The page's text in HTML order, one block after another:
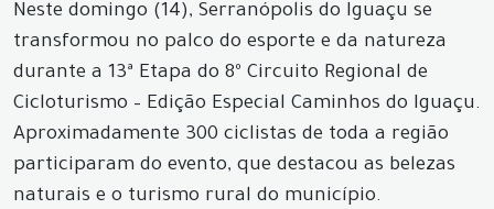
Neste domingo (14), Serranópolis do Iguaçu se
transformou no palco do esporte e da natureza
durante a 13ª Etapa do 8º Circuito Regional de
Cicloturismo – Edição Especial Caminhos do Iguaçu.
Aproximadamente 300 ciclistas de toda a região
participaram do evento, que destacou as belezas
naturais e o turismo rural do município.